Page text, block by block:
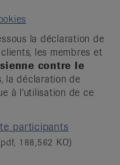
la déclaration de
les membres et
contre le
la déclaration de
à l'utilisation de ce
participants
188,562 KO)